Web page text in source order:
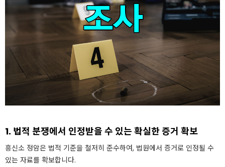
1. 법적 분쟁에서 인정받을 수 있는 확실한 증거 확보
흥신소 정암은 법적 기준을 철저히 준수하여, 법원에서 증거로 인정될 수
있는 자료를 확보합니다.